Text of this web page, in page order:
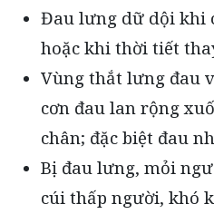
Đau lưng dữ dội khi
hoặc khi thời tiết
Vùng thắt lưng đau
cơn đau lan rộng
chân; đặc biệt đau
Bị đau lưng, mỏi
cúi thấp người, khó